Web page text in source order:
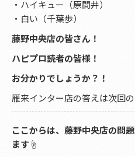
・ハイキュー（原間井）
・白い（千葉歩）
藤野中央店の皆さん！
ハピプロ読者の皆様！
お分かりでしょうか？！
雁来インター店の答えは次回
ここからは、藤野中央店の問
ます☝️